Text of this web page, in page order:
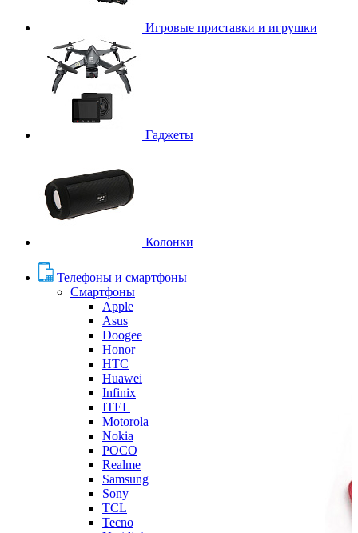
Игровые приставки и игрушки
Гаджеты
Колонки
Телефоны и смартфоны
Смартфоны
Apple
Asus
Doogee
Honor
HTC
Huawei
Infinix
ITEL
Motorola
Nokia
POCO
Realme
Samsung
Sony
TCL
Tecno